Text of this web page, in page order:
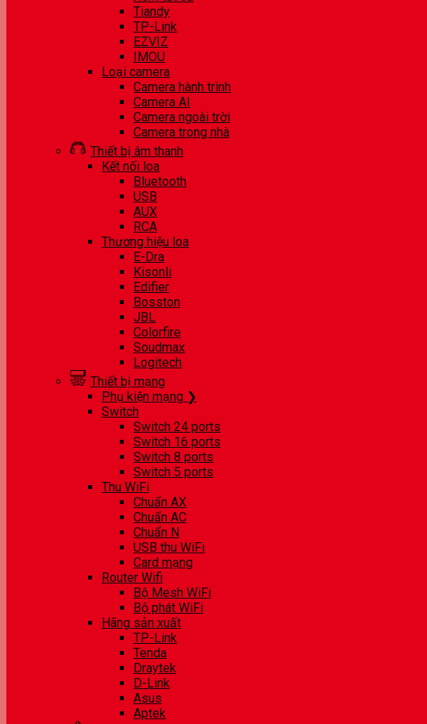
Tiandy
TP-Link
EZVIZ
IMOU
Loại camera
Camera hành trình
Camera AI
Camera ngoài trời
Camera trong nhà
Thiết bị âm thanh
Kết nối loa
Bluetooth
USB
AUX
RCA
Thương hiệu loa
E-Dra
Kisonli
Edifier
Bosston
JBL
Colorfire
Soudmax
Logitech
Thiết bị mạng
Phụ kiện mạng ❯
Switch
Switch 24 ports
Switch 16 ports
Switch 8 ports
Switch 5 ports
Thu WiFi
Chuẩn AX
Chuẩn AC
Chuẩn N
USB thu WiFi
Card mạng
Router Wifi
Bộ Mesh WiFi
Bộ phát WiFi
Hãng sản xuất
TP-Link
Tenda
Draytek
D-Link
Asus
Aptek